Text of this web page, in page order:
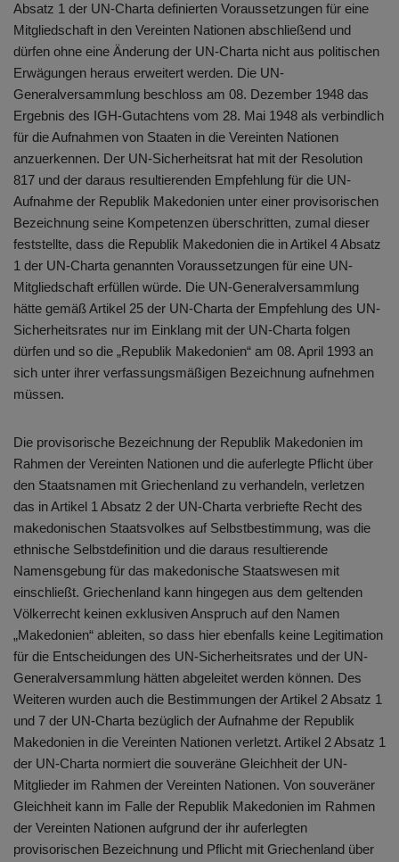
Absatz 1 der UN-Charta definierten Voraussetzungen für eine
Mitgliedschaft in den Vereinten Nationen abschließend und
dürfen ohne eine Änderung der UN-Charta nicht aus politischen
Erwägungen heraus erweitert werden. Die UN-
Generalversammlung beschloss am 08. Dezember 1948 das
Ergebnis des IGH-Gutachtens vom 28. Mai 1948 als verbindlich
für die Aufnahmen von Staaten in die Vereinten Nationen
anzuerkennen. Der UN-Sicherheitsrat hat mit der Resolution
817 und der daraus resultierenden Empfehlung für die UN-
Aufnahme der Republik Makedonien unter einer provisorischen
Bezeichnung seine Kompetenzen überschritten, zumal dieser
feststellte, dass die Republik Makedonien die in Artikel 4 Absatz
1 der UN-Charta genannten Voraussetzungen für eine UN-
Mitgliedschaft erfüllen würde. Die UN-Generalversammlung
hätte gemäß Artikel 25 der UN-Charta der Empfehlung des UN-
Sicherheitsrates nur im Einklang mit der UN-Charta folgen
dürfen und so die „Republik Makedonien“ am 08. April 1993 an
sich unter ihrer verfassungsmäßigen Bezeichnung aufnehmen
müssen.
Die provisorische Bezeichnung der Republik Makedonien im
Rahmen der Vereinten Nationen und die auferlegte Pflicht über
den Staatsnamen mit Griechenland zu verhandeln, verletzen
das in Artikel 1 Absatz 2 der UN-Charta verbriefte Recht des
makedonischen Staatsvolkes auf Selbstbestimmung, was die
ethnische Selbstdefinition und die daraus resultierende
Namensgebung für das makedonische Staatswesen mit
einschließt. Griechenland kann hingegen aus dem geltenden
Völkerrecht keinen exklusiven Anspruch auf den Namen
„Makedonien“ ableiten, so dass hier ebenfalls keine Legitimation
für die Entscheidungen des UN-Sicherheitsrates und der UN-
Generalversammlung hätten abgeleitet werden können. Des
Weiteren wurden auch die Bestimmungen der Artikel 2 Absatz 1
und 7 der UN-Charta bezüglich der Aufnahme der Republik
Makedonien in die Vereinten Nationen verletzt. Artikel 2 Absatz 1
der UN-Charta normiert die souveräne Gleichheit der UN-
Mitglieder im Rahmen der Vereinten Nationen. Von souveräner
Gleichheit kann im Falle der Republik Makedonien im Rahmen
der Vereinten Nationen aufgrund der ihr auferlegten
provisorischen Bezeichnung und Pflicht mit Griechenland über